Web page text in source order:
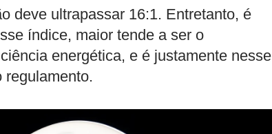
deve ultrapassar 16:1. Entretanto, é
índice, maior tende a ser o
energética, e é justamente nesse
regulamento.